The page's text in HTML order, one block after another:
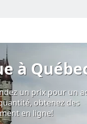
à
un prix pour un
obtenez des
en ligne!